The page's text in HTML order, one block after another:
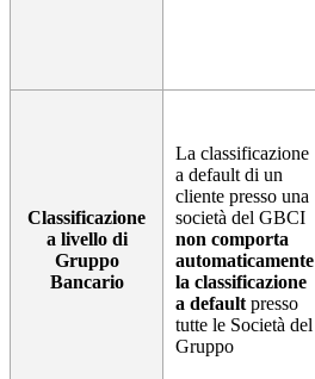
Classificazione
a livello di
Gruppo
Bancario
La classificazione
a default di un
cliente presso una
società del GBCI
non comporta
automaticamente
la classificazione
a default presso
tutte le Società del
Gruppo